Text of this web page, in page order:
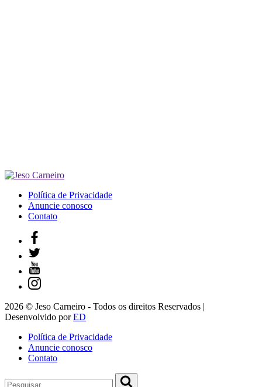
Política de Privacidade
Anuncie conosco
Contato
2026 © Jeso Carneiro - Todos os direitos Reservados |
Desenvolvido porED
Política de Privacidade
Anuncie conosco
Contato